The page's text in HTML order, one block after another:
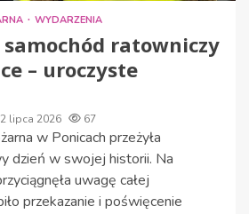
WYDARZENIA
samochód ratowniczy
– uroczyste
lipca 2026 67
w Ponicach przeżyła
dzień w swojej historii. Na
uwagę całej
przekazanie i poświęcenie